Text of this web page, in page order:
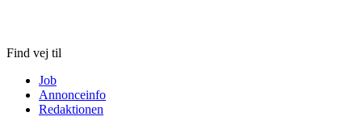
Find vej til
Job
Annonceinfo
Redaktionen